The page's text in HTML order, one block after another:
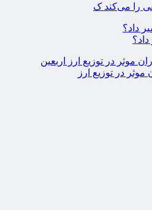
را می‌کند ک
در توزیع ارز